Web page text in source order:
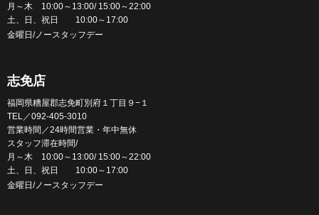
月～木 10:00～13:00/ 15:00～22:00
土、日、祝日 10:00～17:00
金曜日/ノースタッフデー
志免店
福岡県糟屋郡志免町別府１丁目９−１
TEL／092-405-3010
営業時間／24時間営業・年中無休
スタッフ滞在時間/
月～木 10:00～13:00/ 15:00～22:00
土、日、祝日 10:00～17:00
金曜日/ノースタッフデー